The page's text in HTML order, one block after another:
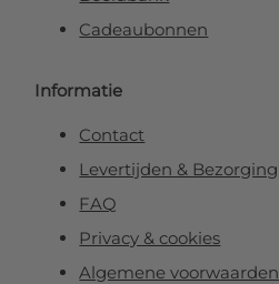
Cadeaubonnen
Informatie
Contact
Levertijden & Bezorging
FAQ
Privacy & cookies
Algemene voorwaarden